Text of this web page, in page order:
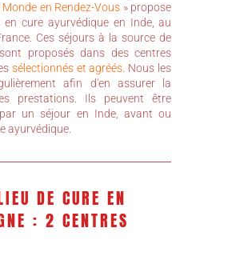
Monde en Rendez-Vous » propose
en cure ayurvédique en Inde, au
Ces séjours à la source de
sont proposés dans des centres
sélectionnés et agréés. Nous les
afin d'en assurer la
prestations. Ils peuvent être
un séjour en Inde, avant ou
ayurvédique.
DE CURE EN
: 2 CENTRES